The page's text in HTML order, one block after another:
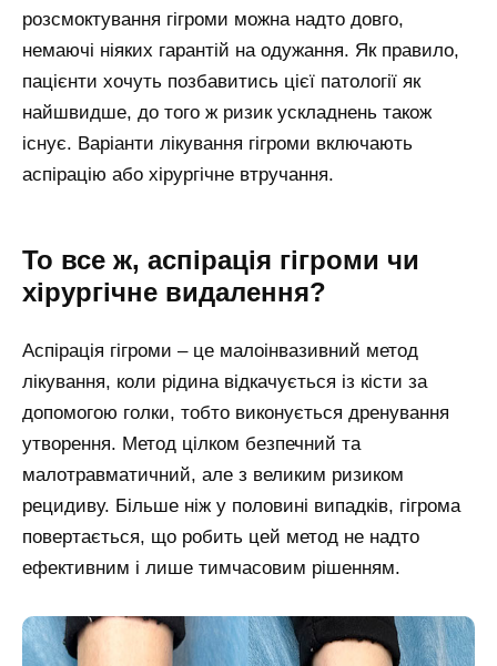
розсмоктування гігроми можна надто довго,
немаючі ніяких гарантій на одужання. Як правило,
пацієнти хочуть позбавитись цієї патології як
найшвидше, до того ж ризик ускладнень також
існує. Варіанти лікування гігроми включають
аспірацію або хірургічне втручання.
То все ж, аспірація гігроми чи
хірургічне видалення?
Аспірація гігроми – це малоінвазивний метод
лікування, коли рідина відкачується із кісти за
допомогою голки, тобто виконується дренування
утворення. Метод цілком безпечний та
малотравматичний, але з великим ризиком
рецидиву. Більше ніж у половині випадків, гігрома
повертається, що робить цей метод не надто
ефективним і лише тимчасовим рішенням.